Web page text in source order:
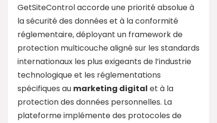
GetSiteControl accorde une priorité absolue à
la sécurité des données et à la conformité
réglementaire, déployant un framework de
protection multicouche aligné sur les standards
internationaux les plus exigeants de l’industrie
technologique et les réglementations
spécifiques au marketing digital et à la
protection des données personnelles. La
plateforme implémente des protocoles de